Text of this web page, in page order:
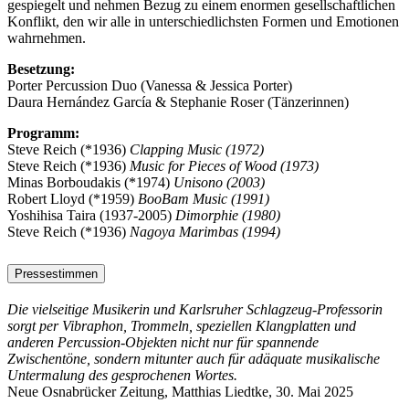
gespiegelt und nehmen Bezug zu einem enormen gesellschaftlichen
Konflikt, den wir alle in unterschiedlichsten Formen und Emotionen
wahrnehmen.
Besetzung:
Porter Percussion Duo (Vanessa & Jessica Porter)
Daura Hernández García & Stephanie Roser (Tänzerinnen)
Programm:
Steve Reich (*1936) Clapping Music (1972)
Steve Reich (*1936) Music for Pieces of Wood (1973)
Minas Borboudakis (*1974) Unisono (2003)
Robert Lloyd (*1959) BooBam Music (1991)
Yoshihisa Taira (1937-2005) Dimorphie (1980)
Steve Reich (*1936) Nagoya Marimbas (1994)
Pressestimmen
Die vielseitige Musikerin und Karlsruher Schlagzeug-Professorin
sorgt per Vibraphon, Trommeln, speziellen Klangplatten und
anderen Percussion-Objekten nicht nur für spannende
Zwischentöne, sondern mitunter auch für adäquate musikalische
Untermalung des gesprochenen Wortes.
Neue Osnabrücker Zeitung, Matthias Liedtke, 30. Mai 2025